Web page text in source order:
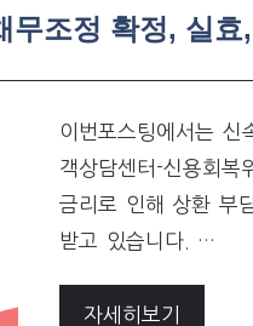
무조정 확정, 실
이번포스팅에서는
객상담센터-신용회복
금리로 인해 상환 부
받고 있습니다. …
자세히보기